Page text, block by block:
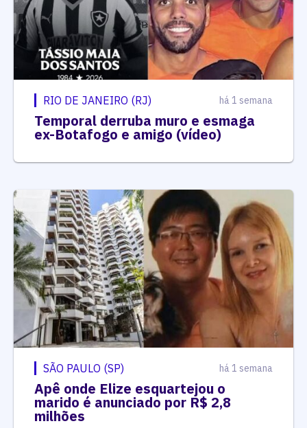
RIO DE JANEIRO (RJ) há 1 semana
Temporal derruba muro e esmaga
ex-Botafogo e amigo (vídeo)
SÃO PAULO (SP) há 1 semana
Apê onde Elize esquartejou o
marido é anunciado por R$ 2,8
milhões